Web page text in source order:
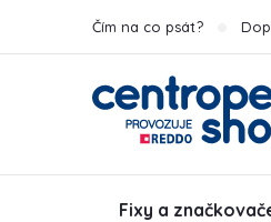
Čím na co psát?
Fixy a